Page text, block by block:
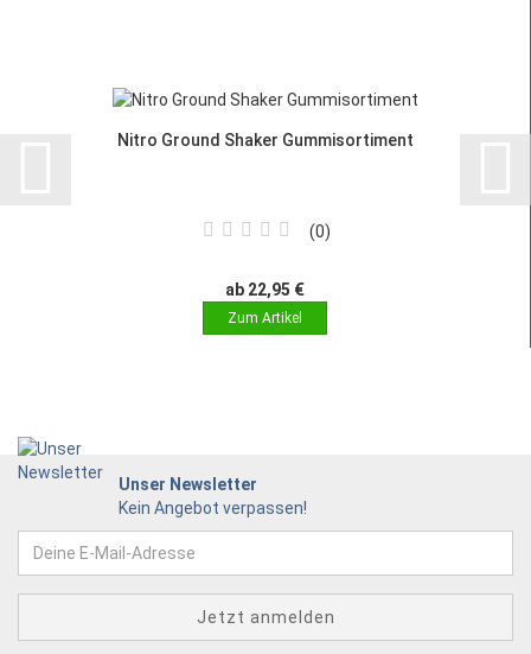
Nitro Ground Shaker Gummisortiment
0
ab 22,95 €
Unser Newsletter
Kein Angebot verpassen!